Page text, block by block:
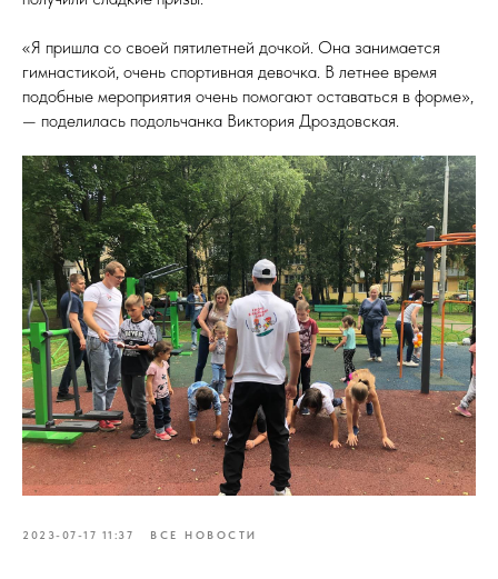
«Я пришла со своей пятилетней дочкой. Она занимается
гимнастикой, очень спортивная девочка. В летнее время
подобные мероприятия очень помогают оставаться в форме»,
— поделилась подольчанка Виктория Дроздовская.
2023-07-17 11:37 ВСЕ НОВОСТИ